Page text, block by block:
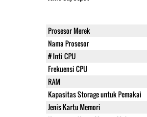
Prosesor Merek
Nama Prosesor
# Inti CPU
Frekuensi CPU
RAM
Kapasitas Storage untuk Pemakai
Jenis Kartu Memori